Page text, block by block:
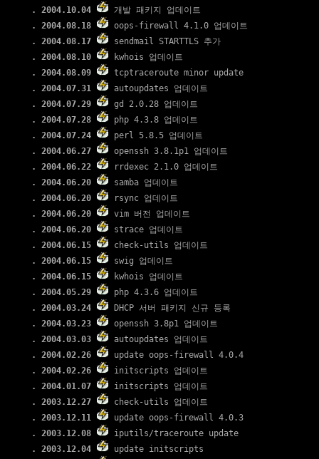
. 2004.10.04
개발 패키지 업데이트
. 2004.08.18
oops-firewall 4.1.0 업데이트
. 2004.08.17
sendmail STARTTLS 추가
. 2004.08.10
kwhois 업데이트
. 2004.08.09
tcptraceroute minor update
. 2004.07.31
autoupdates 업데이트
. 2004.07.29
gd 2.0.28 업데이트
. 2004.07.28
php 4.3.8 업데이트
. 2004.07.24
perl 5.8.5 업데이트
. 2004.06.27
openssh 3.8.1p1 업데이트
. 2004.06.22
rrdexec 2.1.0 업데이트
. 2004.06.20
samba 업데이트
. 2004.06.20
rsync 업데이트
. 2004.06.20
vim 버전 업데이트
. 2004.06.20
strace 업데이트
. 2004.06.15
check-utils 업데이트
. 2004.06.15
swig 업데이트
. 2004.06.15
kwhois 업데이트
. 2004.05.29
php 4.3.6 업데이트
. 2004.03.24
DHCP 서버 패키지 신규 등록
. 2004.03.23
openssh 3.8p1 업데이트
. 2004.03.03
autoupdates 업데이트
. 2004.02.26
update oops-firewall 4.0.4
. 2004.02.26
initscripts 업데이트
. 2004.01.07
initscripts 업데이트
. 2003.12.27
check-utils 업데이트
. 2003.12.11
update oops-firewall 4.0.3
. 2003.12.08
iputils/traceroute update
. 2003.12.04
update initscripts